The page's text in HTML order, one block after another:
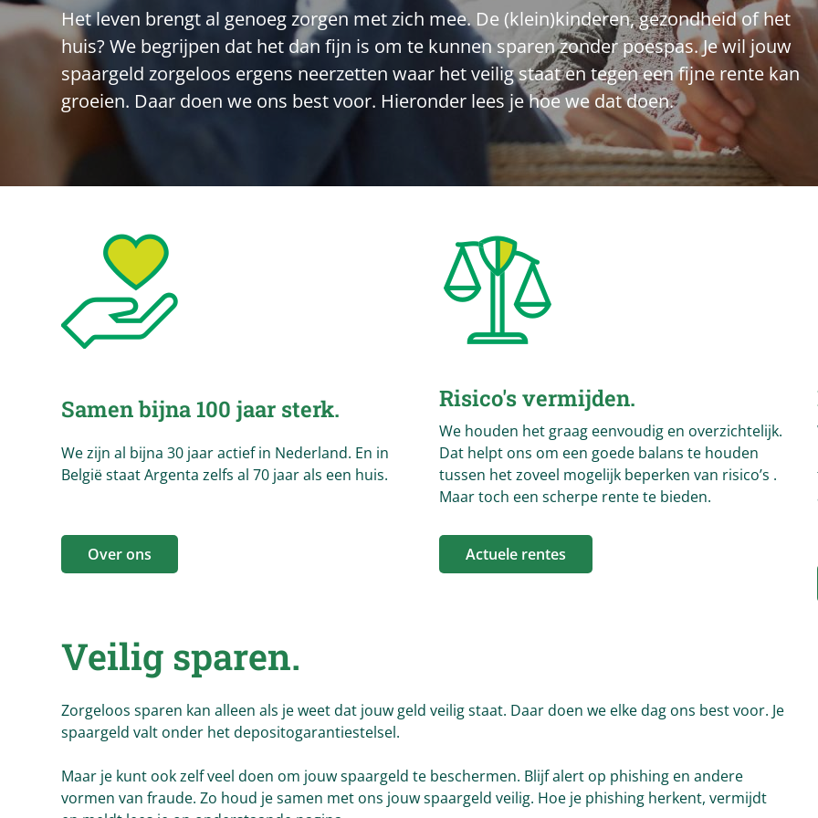
Het leven brengt al genoeg zorgen met zich mee. De (klein)kinderen, gezondheid of het
huis? We begrijpen dat het dan fijn is om te kunnen sparen zonder poespas. Je wil jouw
spaargeld zorgeloos ergens neerzetten waar het veilig staat en tegen een fijne rente kan
groeien. Daar doen we ons best voor. Hieronder lees je hoe we dat doen.
Samen bijna 100 jaar sterk.
We zijn al bijna 30 jaar actief in Nederland. En in
België staat Argenta zelfs al 70 jaar als een huis.
Over ons
Risico's vermijden.
We houden het graag eenvoudig en overzichtelijk.
Dat helpt ons om een goede balans te houden
tussen het zoveel mogelijk beperken van risico’s .
Maar toch een scherpe rente te bieden.
Actuele rentes
Veilig sparen.
Zorgeloos sparen kan alleen als je weet dat jouw geld veilig staat. Daar doen we elke dag ons best voor. Je
spaargeld valt onder het depositogarantiestelsel.
Maar je kunt ook zelf veel doen om jouw spaargeld te beschermen. Blijf alert op phishing en andere
vormen van fraude. Zo houd je samen met ons jouw spaargeld veilig. Hoe je phishing herkent, vermijdt